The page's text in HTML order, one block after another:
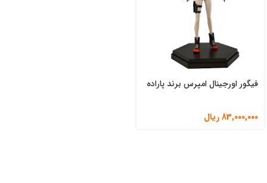
فیگور اورجینال امپرس برند پاراده
83,000,000ریال